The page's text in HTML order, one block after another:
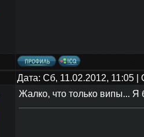
Дата: Сб, 11.02.2012, 11:05
Жалко, что только випы... Я